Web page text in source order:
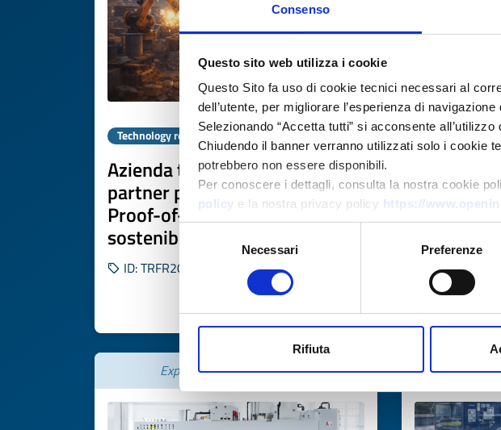
Consenso
Questo sito web utilizza i cookie
Questo Sito fa uso di cookie tecnici necessari al
dell’utente, per migliorare l’esperienza di
Selezionando “Accetta tutti” si acconsente
Chiudendo il banner verranno utilizzati solo i cookie
potrebbero non essere disponibili.
Per conoscere i dettagli, consulta la nostra cookie
policy e la nostra privacy policy https://
consenso
Necessari Preferenze
Rifiuta
Technology request
Azienda tech francese cerca
partner per infrastruttura
Proof-of-Impact per la
sostenibilità
ID: TRFR20260410008
DISCOVER MORE →
Technology
ID:
Expires on07 maggio 2027